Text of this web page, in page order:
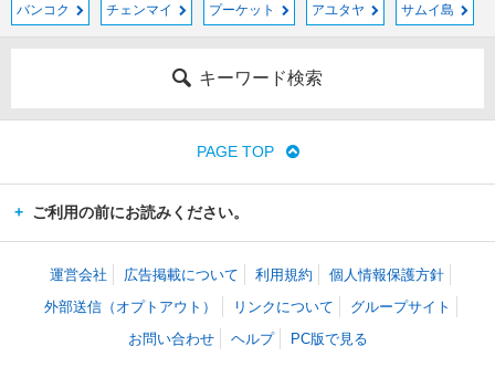
バンコク チェンマイ プーケット アユタヤ サムイ島
キーワード検索
PAGE TOP
ご利用の前にお読みください。
運営会社 広告掲載について 利用規約
個人情報保護方針
外部送信（オプトアウト）
リンクについて
グループサイト
お問い合わせ
ヘルプ PC版で見る